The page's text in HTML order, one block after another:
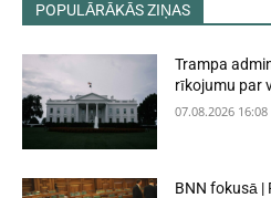
POPULĀRĀKĀS ZIŅAS
Trampa
rīkojumu par
07.08.2026 16:08
BNN fokusā |